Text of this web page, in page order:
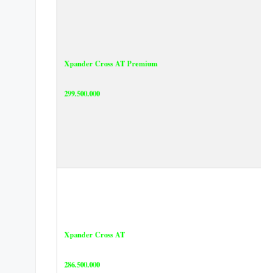
Xpander Cross AT Premium
299.500.000
Xpander Cross AT
286.500.000